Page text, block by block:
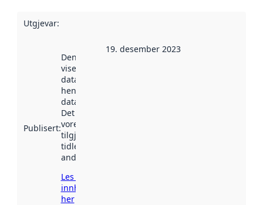
Utgjevar:
Publisert:
Denne datoen
viser når
datasettet vart
henta inn av
data.norge.no.
Det kan ha
vore
tilgjengeleg
tidlegare
andre stader.
Les meir om
innhenting
her
19. desember 2023